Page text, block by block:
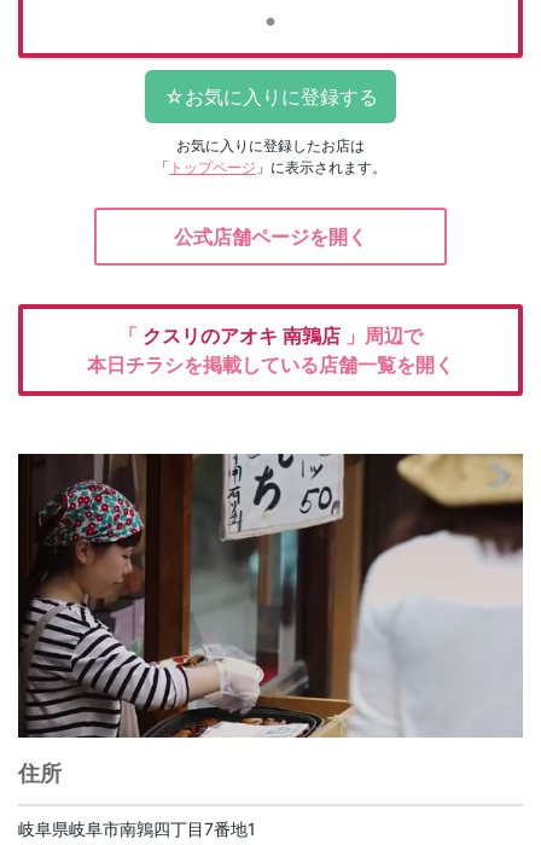
お気に入りに登録したお店は
「 トップページ 」に表示されます。
公式店舗ページを開く
「 クスリのアオキ 南鶉店 」周辺で
本日チラシを掲載している店舗一覧を開く
住所
岐阜県岐阜市南鶉四丁目7番地1